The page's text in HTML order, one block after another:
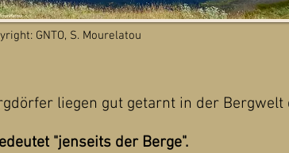
GNTO, S. Mourelatou
liegen gut getarnt in der Bergwelt
"jenseits der Berge".